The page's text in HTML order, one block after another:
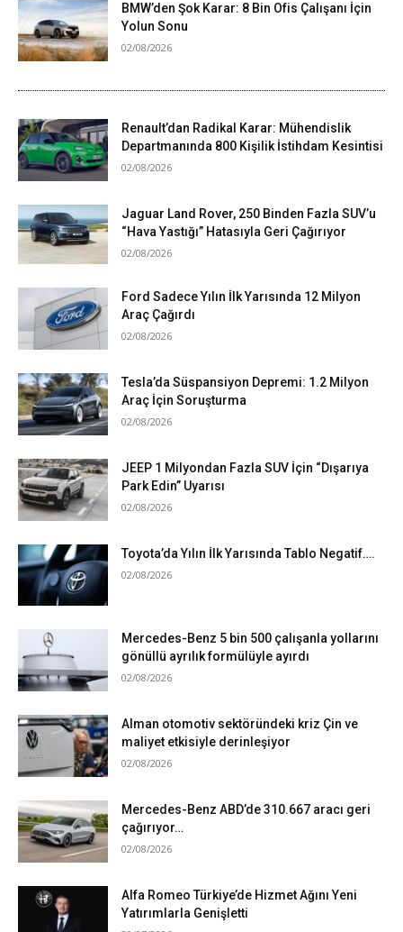
BMW’den Şok Karar: 8 Bin Ofis Çalışanı İçin
Yolun Sonu
02/08/2026
Renault’dan Radikal Karar: Mühendislik
Departmanında 800 Kişilik İstihdam Kesintisi
02/08/2026
Jaguar Land Rover, 250 Binden Fazla SUV’u
“Hava Yastığı” Hatasıyla Geri Çağırıyor
02/08/2026
Ford Sadece Yılın İlk Yarısında 12 Milyon
Araç Çağırdı
02/08/2026
Tesla’da Süspansiyon Depremi: 1.2 Milyon
Araç İçin Soruşturma
02/08/2026
JEEP 1 Milyondan Fazla SUV İçin “Dışarıya
Park Edin” Uyarısı
02/08/2026
Toyota’da Yılın İlk Yarısında Tablo Negatif….
02/08/2026
Mercedes-Benz 5 bin 500 çalışanla yollarını
gönüllü ayrılık formülüyle ayırdı
02/08/2026
Alman otomotiv sektöründeki kriz Çin ve
maliyet etkisiyle derinleşiyor
02/08/2026
Mercedes-Benz ABD’de 310.667 aracı geri
çağırıyor…
02/08/2026
Alfa Romeo Türkiye’de Hizmet Ağını Yeni
Yatırımlarla Genişletti